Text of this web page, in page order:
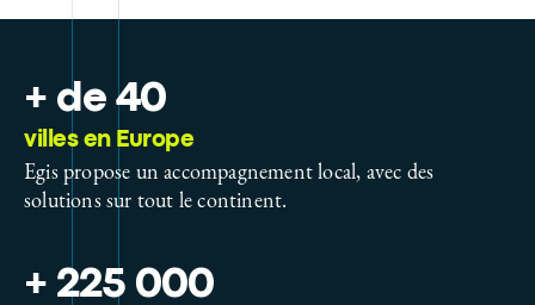
+ de 40
villes en Europe
Egis propose un accompagnement local, avec des
solutions sur tout le continent.
+ 225 000